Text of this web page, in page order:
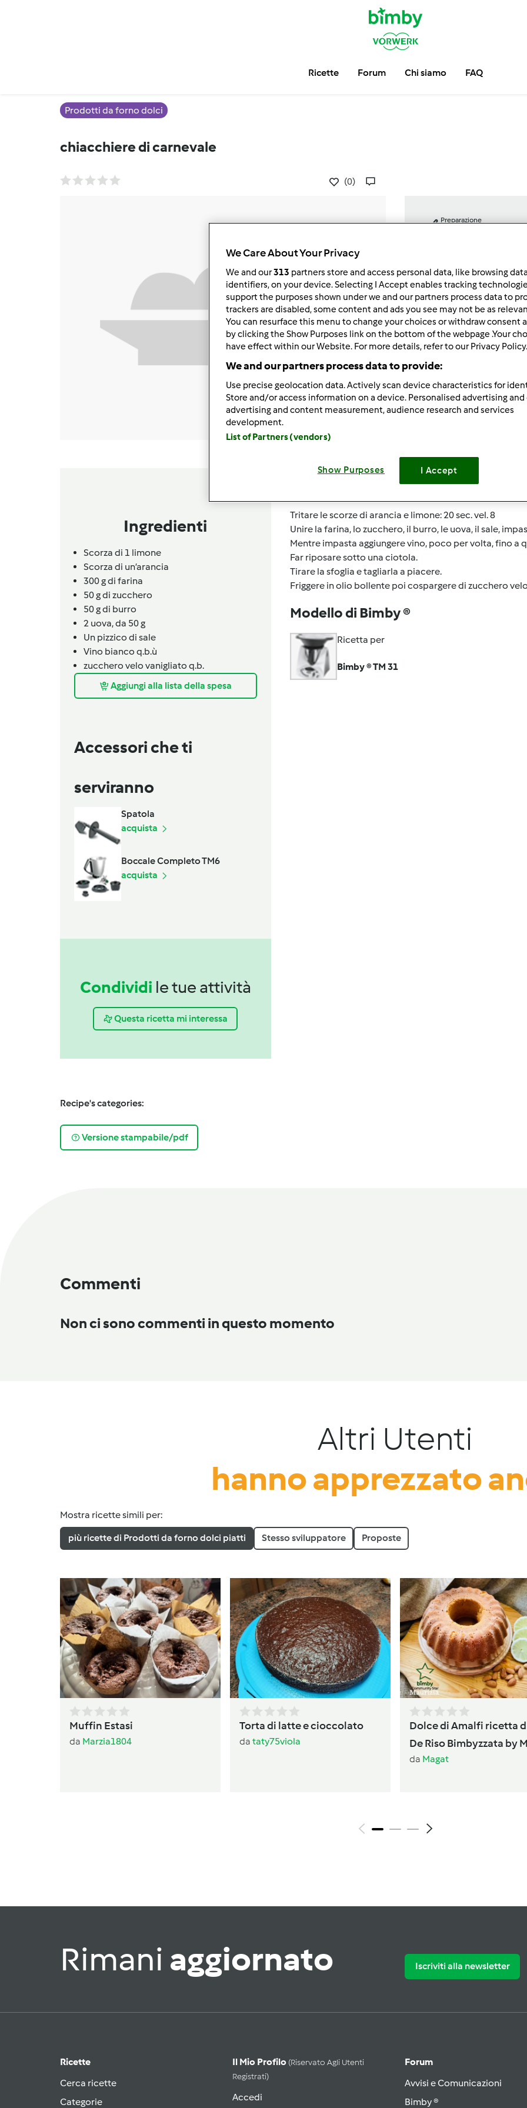
Ricette Forum Chi siamo FAQ
Prodotti da forno dolci
chiacchiere di carnevale
(0)
Preparazione
0min
porzione/porzioni
----
Difficoltà
--
Ingredienti
Scorza di 1 limone
Scorza di un’arancia
300gdi farina
50gdi zucchero
50gdi burro
2 uova,da 50 g
Un pizzico di sale
Vino bianco q.b.ù
zucchero velo vanigliato q.b.
Aggiungi alla lista della spesa
Accessori che ti
serviranno
Spatola
acquista
Boccale Completo TM6
acquista
Condividi le tue attività
Questa ricetta mi interessa
Preparazione
Tritare le scorze di arancia e limone: 20 sec. vel. 8
Unire la farina, lo zucchero, il burro, le uova, il sale,
Mentre impasta aggiungere vino, poco per volta, fino a
Far riposare sotto una ciotola.
Tirare la sfoglia e tagliarla a piacere.
Friggere in olio bollente poi cospargere di zucchero
Modello di Bimby ®
Ricetta per
Bimby ® TM 31
Recipe's categories:
Versione stampabile/pdf
Commenti
Non ci sono commenti in questo momento
Altri Utenti
hanno apprezzato
Mostra ricette simili per:
più ricette di Prodotti da forno dolci piatti Stesso sviluppatore Proposte
Muffin Estasi
da Marzia1804
Torta di latte e cioccolato
da taty75viola
Dolce di Amalfi ricetta
De Riso Bimbyzzata by
da Magat
Rimani aggiornato Iscriviti alla newsletter
Ricette
Cerca ricette
Categorie
Il Mio Profilo (riservato Agli Utenti
Registrati)
Accedi
Forum
Avvisi e Comunicazioni
Bimby ®
We Care About Your Privacy
We and our313 partners store and access personal data, like browsing
identifiers, on your device. Selecting I Accept enables tracking
support the purposes shown under we and our partners process data to
trackers are disabled, some content and ads you see may not be as
You can resurface this menu to change your choices or withdraw consent
by clicking the Show Purposes link on the bottom of the webpage .Your
have effect within our Website. For more details, refer to our Privacy Policy.
We and our partners process data to provide:
Use precise geolocation data. Actively scan device characteristics for
Store and/or access information on a device. Personalised advertising
advertising and content measurement, audience research and services
development.
List of Partners (vendors)
Show Purposes I Accept